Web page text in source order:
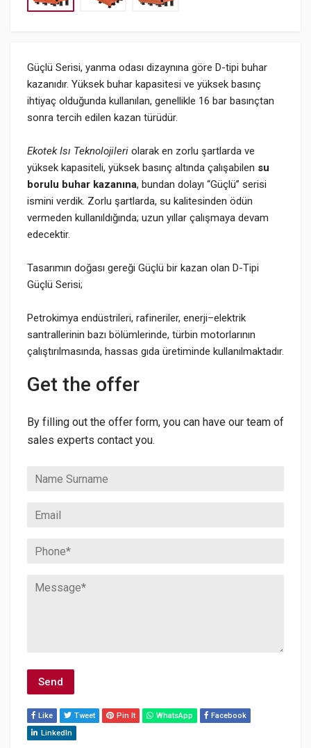
Güçlü Serisi, yanma odası dizaynına göre D-tipi buhar
kazanıdır. Yüksek buhar kapasitesi ve yüksek basınç
ihtiyaç olduğunda kullanılan, genellikle 16 bar basınçtan
sonra tercih edilen kazan türüdür.
Ekotek Isı Teknolojileri olarak en zorlu şartlarda ve
yüksek kapasiteli, yüksek basınç altında çalışabilen su
borulu buhar kazanına, bundan dolayı “Güçlü” serisi
ismini verdik. Zorlu şartlarda, su kalitesinden ödün
vermeden kullanıldığında; uzun yıllar çalışmaya devam
edecektir.
Tasarımın doğası gereği Güçlü bir kazan olan D-Tipi
Güçlü Serisi;
Petrokimya endüstrileri, rafineriler, enerji–elektrik
santrallerinin bazı bölümlerinde, türbin motorlarının
çalıştırılmasında, hassas gıda üretiminde kullanılmaktadır.
Get the offer
By filling out the offer form, you can have our team of
sales experts contact you.
Like Tweet Pin It WhatsApp
Facebook
LinkedIn